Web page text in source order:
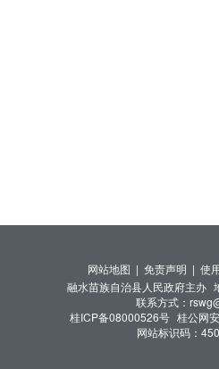
网站地图 | 免责声明 | 使
融水苗族自治县人民政府主办
联系方式：
桂ICP备08000526号 桂公网
网站标识码：